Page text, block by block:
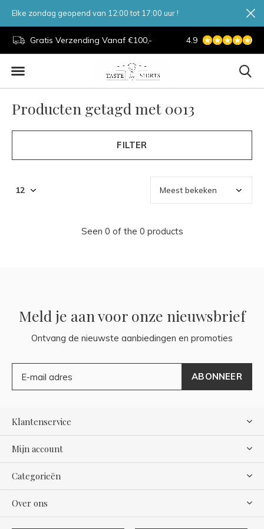
Gratis Verzending Vanaf €100,- 7 Dagen Per
4.9
Elke zondag geopend van 12:00 tot 17:00 uur !
Producten getagd met 0013
FILTER
Seen 0 of the 0 products
Meld je aan voor onze nieuwsbrief
Ontvang de nieuwste aanbiedingen en promoties
ABONNEER
Klantenservice
Mijn account
Categorieën
Over ons